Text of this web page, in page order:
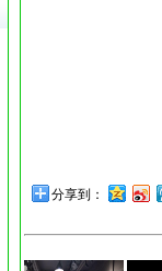
分享到：